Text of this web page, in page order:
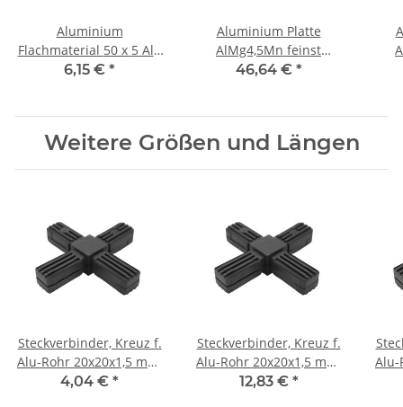
Aluminium
Flachmaterial 50 x 5 Alu
Flachstange 500 mm ±
6,15 € *
Aluminium Platte
AlMg4,5Mn feinst
gefräst 20 mm x 300 mm
46,64 € *
Weitere Größen und Längen
Steckverbinder, Kreuz f.
Alu-Rohr 20x20x1,5 mm,
PA grau Glasfaser
4,04 € *
Steckverbinder, Kreuz f.
Alu-Rohr 20x20x1,5 mm,
PA schwarz mit
12,83 € *
Alu-